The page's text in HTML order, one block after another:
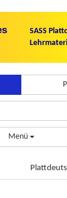
SASS
Menü